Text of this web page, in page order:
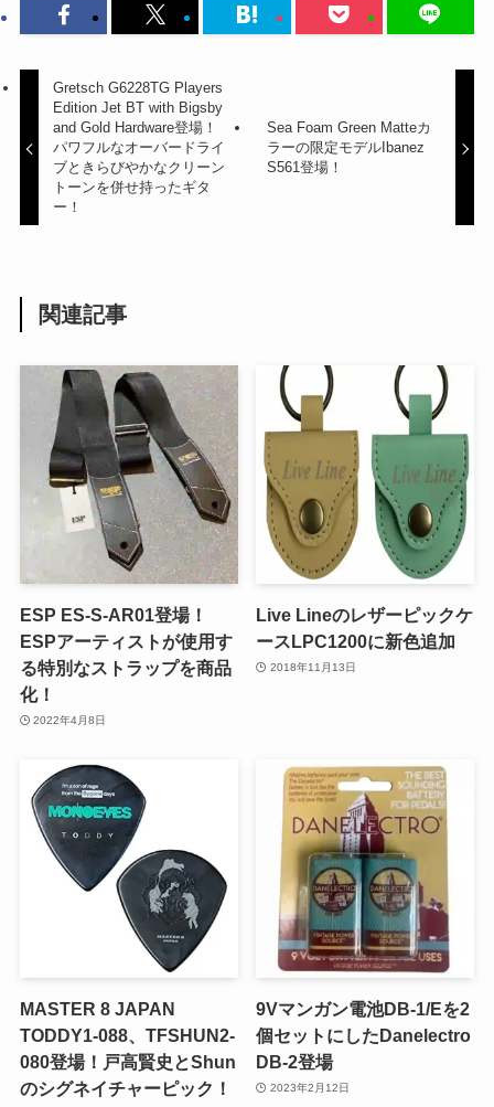
Gretsch G6228TG Players
Edition Jet BT with Bigsby
and Gold Hardware登場！
パワフルなオーバードライ
ブときらびやかなクリーン
トーンを併せ持ったギタ
ー！
Sea Foam Green Matteカ
ラーの限定モデルIbanez
S561登場！
関連記事
ESP ES-S-AR01登場！
ESPアーティストが使用す
る特別なストラップを商品
化！
2022年4月8日
Live Lineのレザーピックケ
ースLPC1200に新色追加
2018年11月13日
MASTER 8 JAPAN
TODDY1-088、TFSHUN2-
080登場！戸高賢史とShun
のシグネイチャーピック！
9Vマンガン電池DB-1/Eを2
個セットにしたDanelectro
DB-2登場
2023年2月12日